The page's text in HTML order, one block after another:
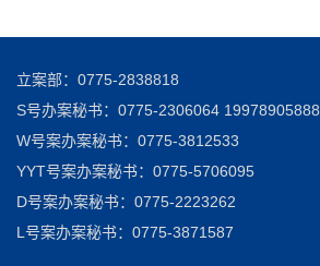
立案部：0775-2838818
S号办案秘书：0775-2306064 19978905888
W号案办案秘书：0775-3812533
YYT号案办案秘书：0775-5706095
D号案办案秘书：0775-2223262
L号案办案秘书：0775-3871587